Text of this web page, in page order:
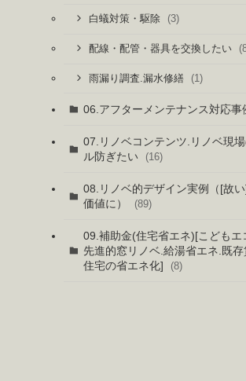
白蟻対策・駆除 (3)
配線・配管・器具を交換したい
雨漏り調査.漏水修繕 (1)
06.アフターメンテナンス対応事
07.リノベコンテンツ.リノベ現
ル防ぎたい
(16)
08.リノベ的デザイン実例（[故
価値に）
(89)
09.補助金(住宅省エネ)[こどもエ
先進的窓リノベ.給湯省エネ.既存
住宅の省エネ化]
(8)